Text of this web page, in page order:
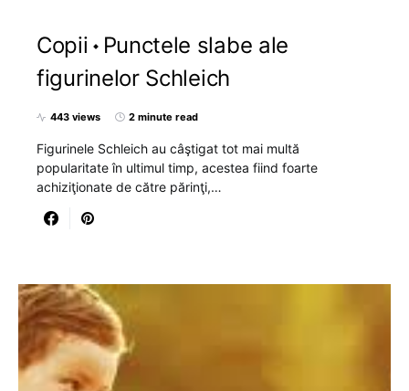
Copii
Punctele slabe ale
figurinelor Schleich
443 views 2 minute read
Figurinele Schleich au câştigat tot mai multă
popularitate în ultimul timp, acestea fiind foarte
achiziţionate de către părinţi,…